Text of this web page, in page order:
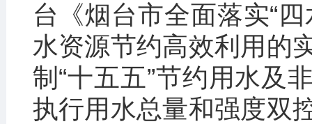
台《烟台市全面落实“
水资源节约高效利用的
制“十五五”节约用水及
执行用水总量和强度双